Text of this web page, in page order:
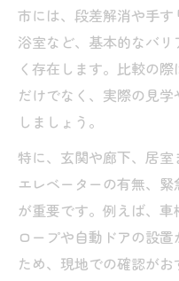
市には、段差解消や手
浴室など、基本的なバ
く存在します。比較の
だけでなく、実際の見
しましょう。
特に、玄関や廊下、居室
エレベーターの有無、
が重要です。例えば、
ロープや自動ドアの設
ため、現地での確認がお